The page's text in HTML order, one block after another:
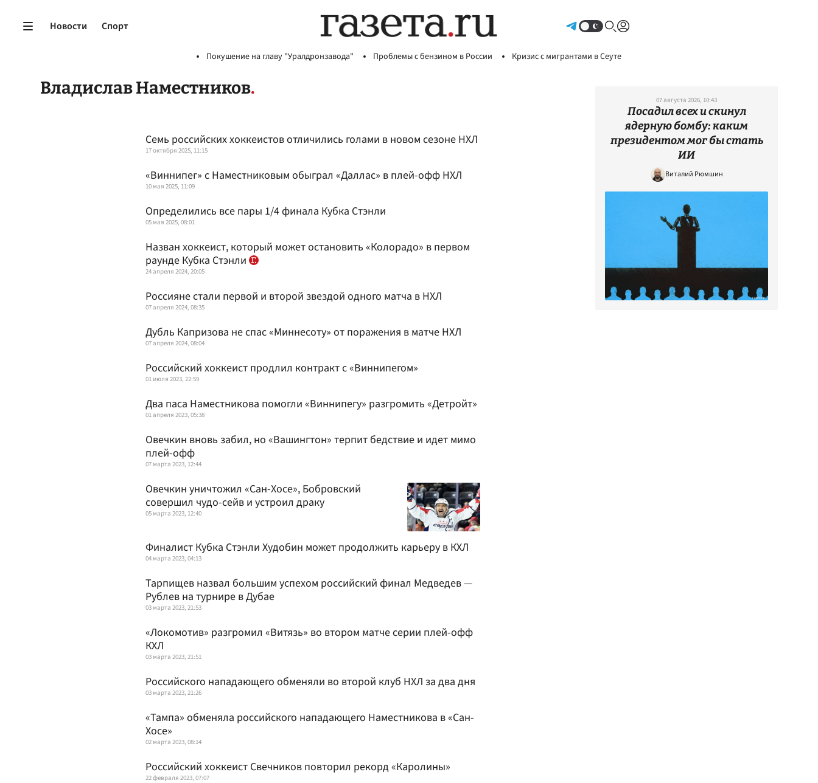
Новости Спорт
Покушение на главу "Уралдронзавода" Проблемы с бензином в России Кризис с мигрантами в Сеуте
Владислав Наместников
Семь российских хоккеистов отличились голами в новом сезоне НХЛ
17 октября 2025, 11:15
«Виннипег» с Наместниковым обыграл «Даллас» в плей-офф НХЛ
10 мая 2025, 11:09
Определились все пары 1/4 финала Кубка Стэнли
05 мая 2025, 08:01
Назван хоккеист, который может остановить «Колорадо» в первом
раунде Кубка Стэнли
24 апреля 2024, 20:05
Россияне стали первой и второй звездой одного матча в НХЛ
07 апреля 2024, 08:35
Дубль Капризова не спас «Миннесоту» от поражения в матче НХЛ
07 апреля 2024, 08:04
Российский хоккеист продлил контракт с «Виннипегом»
01 июля 2023, 22:59
Два паса Наместникова помогли «Виннипегу» разгромить «Детройт»
01 апреля 2023, 05:38
Овечкин вновь забил, но «Вашингтон» терпит бедствие и идет мимо
плей-офф
07 марта 2023, 12:44
Овечкин уничтожил «Сан-Хосе», Бобровский
совершил чудо-сейв и устроил драку
05 марта 2023, 12:40
Финалист Кубка Стэнли Худобин может продолжить карьеру в КХЛ
04 марта 2023, 04:13
Тарпищев назвал большим успехом российский финал Медведев —
Рублев на турнире в Дубае
03 марта 2023, 21:53
«Локомотив» разгромил «Витязь» во втором матче серии плей-офф
КХЛ
03 марта 2023, 21:51
Российского нападающего обменяли во второй клуб НХЛ за два дня
03 марта 2023, 21:26
«Тампа» обменяла российского нападающего Наместникова в «Сан-
Хосе»
02 марта 2023, 08:14
Российский хоккеист Свечников повторил рекорд «Каролины»
22 февраля 2023, 07:07
07 августа 2026, 10:43
Посадил всех и скинул
ядерную бомбу: каким
президентом мог бы стать
ИИ
Виталий Рюмшин